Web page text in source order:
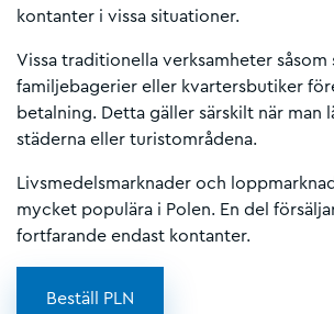
kontanter i vissa situationer.
Vissa traditionella verksamheter såsom
familjebagerier eller kvartersbutiker
betalning. Detta gäller särskilt när man
städerna eller turistområdena.
Livsmedelsmarknader och
mycket populära i Polen. En del
fortfarande endast kontanter.
Beställ PLN